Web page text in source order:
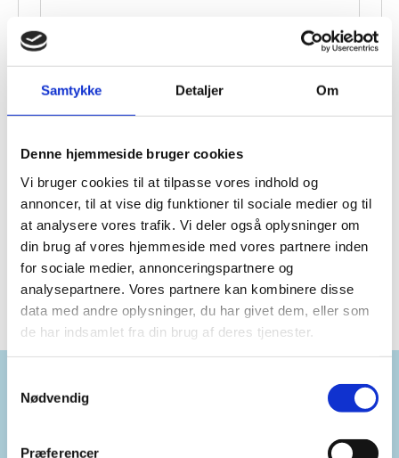
Samtykke Detaljer Om
Denne hjemmeside bruger cookies
Vi bruger cookies til at tilpasse vores indhold og
annoncer, til at vise dig funktioner til sociale medier og til
at analysere vores trafik. Vi deler også oplysninger om
din brug af vores hjemmeside med vores partnere inden
for sociale medier, annonceringspartnere og
analysepartnere. Vores partnere kan kombinere disse
data med andre oplysninger, du har givet dem, eller som
de har indsamlet fra din brug af deres tjenester.
Nødvendig
Præferencer
Begivenheder på dette sted
NoticeIngen resultater fundet.
Kommende
Vælg
dato.
Forrige
Begivenheder
I dag